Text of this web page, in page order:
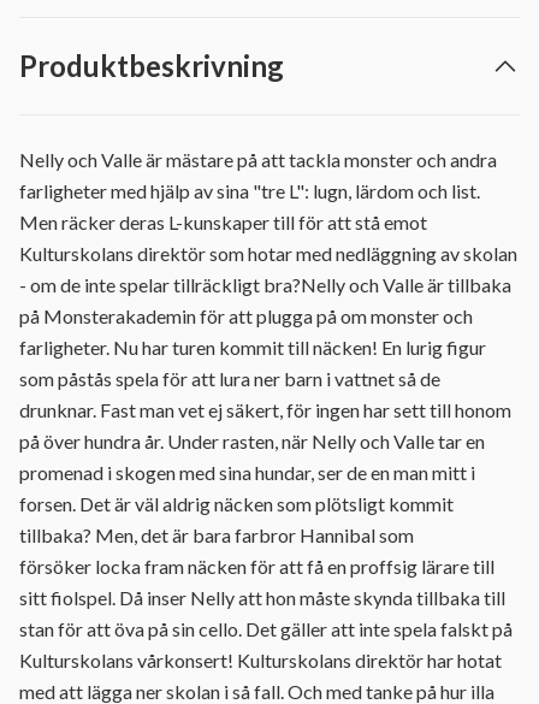
Produktbeskrivning
Nelly och Valle är mästare på att tackla monster och andra
farligheter med hjälp av sina "tre L": lugn, lärdom och list.
Men räcker deras L-kunskaper till för att stå emot
Kulturskolans direktör som hotar med nedläggning av skolan
- om de inte spelar tillräckligt bra?Nelly och Valle är tillbaka
på Monsterakademin för att plugga på om monster och
farligheter. Nu har turen kommit till näcken! En lurig figur
som påstås spela för att lura ner barn i vattnet så de
drunknar. Fast man vet ej säkert, för ingen har sett till honom
på över hundra år. Under rasten, när Nelly och Valle tar en
promenad i skogen med sina hundar, ser de en man mitt i
forsen. Det är väl aldrig näcken som plötsligt kommit
tillbaka? Men, det är bara farbror Hannibal som
försöker locka fram näcken för att få en proffsig lärare till
sitt fiolspel. Då inser Nelly att hon måste skynda tillbaka till
stan för att öva på sin cello. Det gäller att inte spela falskt på
Kulturskolans vårkonsert! Kulturskolans direktör har hotat
med att lägga ner skolan i så fall. Och med tanke på hur illa